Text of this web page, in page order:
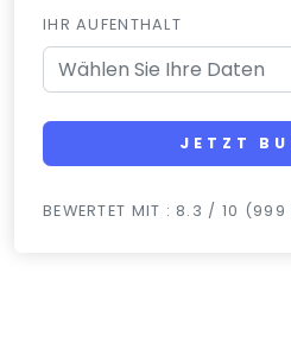
IHR AUFENTHALT
JETZT
BEWERTET MIT : 8.3 / 10 (999